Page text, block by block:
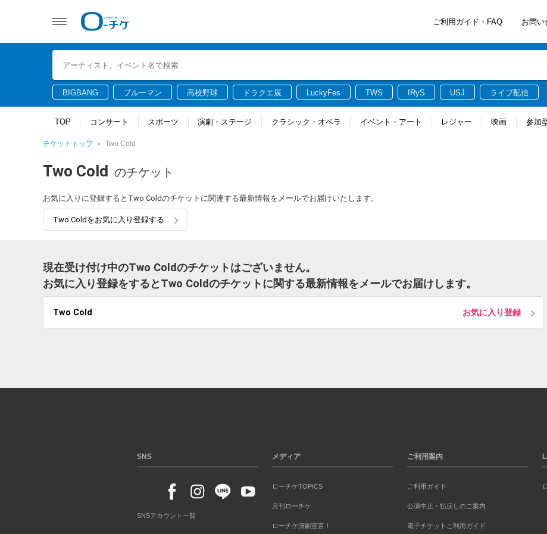
ご利用ガイド・FAQ お問い
BIGBANG ブルーマン 高校野球 ドラクエ展 LuckyFes TWS IRyS USJ ライブ配信
TOP コンサート スポーツ 演劇・ステージ クラシック・オペラ イベント・アート レジャー 映画 参加
チケットトップ Two Cold
Two Cold のチケット
お気に入りに登録するとTwo Coldのチケットに関連する最新情報をメールでお届けいたします。
Two Coldをお気に入り登録する
現在受け付け中のTwo Coldのチケットはございません。
お気に入り登録をするとTwo Coldのチケットに関する最新情報をメールでお届けします。
Two Cold お気に入り登録
SNS
SNSアカウント一覧
メディア
ローチケTOPICS
月刊ローチケ
ローチケ演劇宣言！
ご利用案内
ご利用ガイド
公演中止・払戻しのご案内
電子チケットご利用ガイド